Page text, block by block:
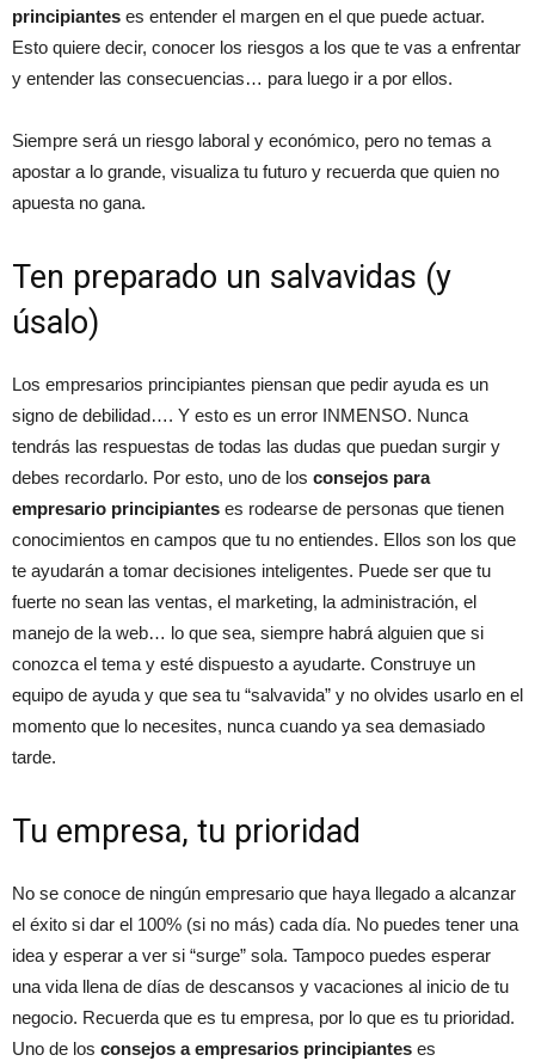
principiantes es entender el margen en el que puede actuar.
Esto quiere decir, conocer los riesgos a los que te vas a enfrentar
y entender las consecuencias… para luego ir a por ellos.
Siempre será un riesgo laboral y económico, pero no temas a
apostar a lo grande, visualiza tu futuro y recuerda que quien no
apuesta no gana.
Ten preparado un salvavidas (y
úsalo)
Los empresarios principiantes piensan que pedir ayuda es un
signo de debilidad…. Y esto es un error INMENSO. Nunca
tendrás las respuestas de todas las dudas que puedan surgir y
debes recordarlo. Por esto, uno de los consejos para
empresario principiantes es rodearse de personas que tienen
conocimientos en campos que tu no entiendes. Ellos son los que
te ayudarán a tomar decisiones inteligentes. Puede ser que tu
fuerte no sean las ventas, el marketing, la administración, el
manejo de la web… lo que sea, siempre habrá alguien que si
conozca el tema y esté dispuesto a ayudarte. Construye un
equipo de ayuda y que sea tu “salvavida” y no olvides usarlo en el
momento que lo necesites, nunca cuando ya sea demasiado
tarde.
Tu empresa, tu prioridad
No se conoce de ningún empresario que haya llegado a alcanzar
el éxito si dar el 100% (si no más) cada día. No puedes tener una
idea y esperar a ver si “surge” sola. Tampoco puedes esperar
una vida llena de días de descansos y vacaciones al inicio de tu
negocio. Recuerda que es tu empresa, por lo que es tu prioridad.
Uno de los consejos a empresarios principiantes es